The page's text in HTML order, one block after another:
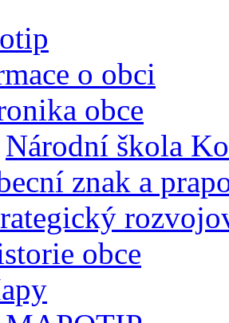
o obci
obce
Národní škola
znak a
obce